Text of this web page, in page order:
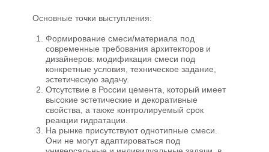
Основные точки выступления:
Формирование смеси/материала под
современные требования архитекторов и
дизайнеров: модификация смеси под
конкретные условия, техническое задание,
эстетическую задачу.
Отсутствие в России цемента, который имеет
высокие эстетические и декоративные
свойства, а также контролируемый срок
реакции гидратации.
На рынке присутствуют однотипные смеси.
Они не могут адаптироваться под